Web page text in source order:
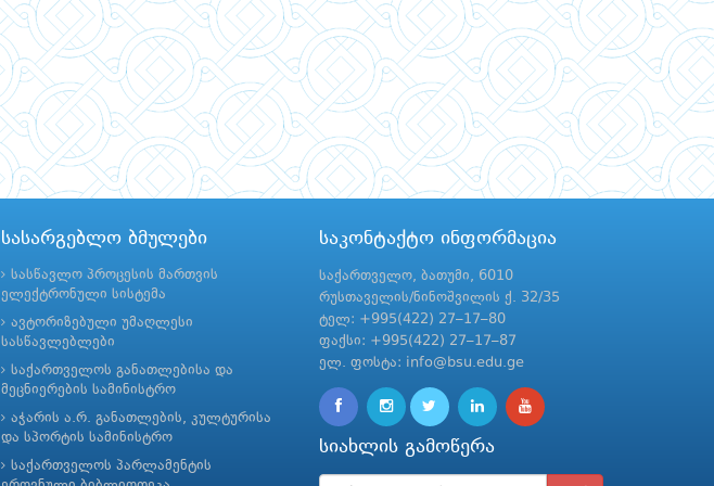
სასარგებლო ბმულები
სასწავლო პროცესის მართვის
ელექტრონული სისტემა
ავტორიზებული უმაღლესი
სასწავლებლები
საქართველოს განათლებისა და
მეცნიერების სამინისტრო
აჭარის ა.რ. განათლების, კულტურისა
და სპორტის სამინისტრო
საქართველოს პარლამენტის
საკონტაქტო ინფორმაცია
საქართველო, ბათუმი, 6010
რუსთაველის/ნინოშვილის ქ. 32/35
ტელ: +995(422) 27–17–80
ფაქსი: +995(422) 27–17–87
ელ. ფოსტა: info@bsu.edu.ge
სიახლის გამოწერა